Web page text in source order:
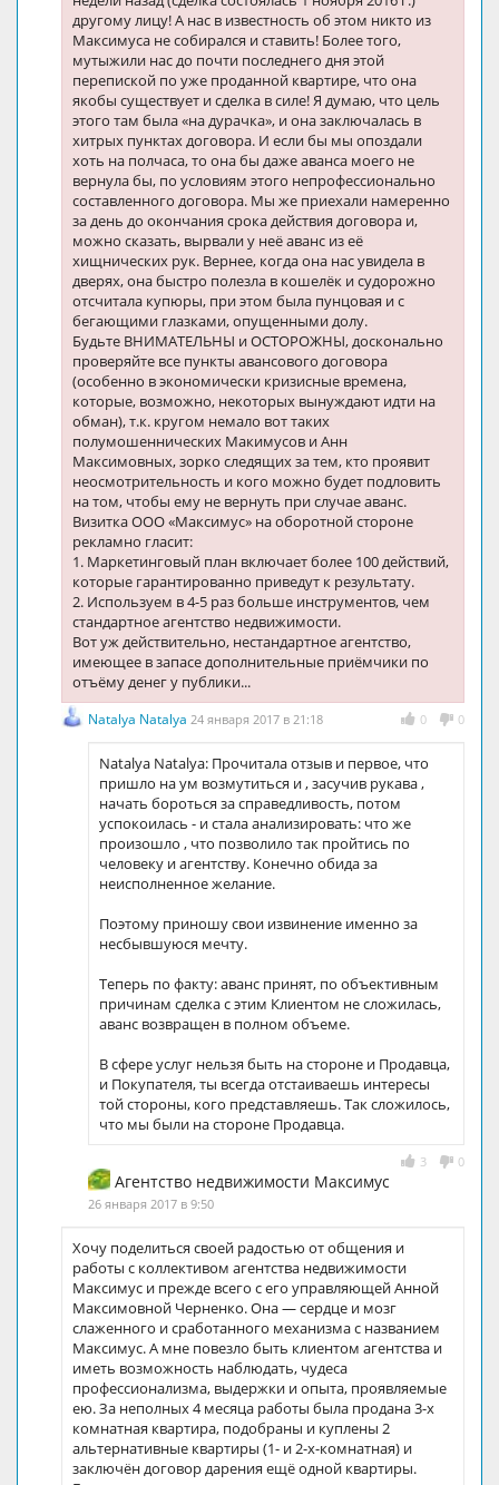
другому лицу! А нас в известность об этом никто из
Максимуса не собирался и ставить! Более того,
мутыжили нас до почти последнего дня этой
перепиской по уже проданной квартире, что она
якобы существует и сделка в силе! Я думаю, что цель
этого там была «на дурачка», и она заключалась в
хитрых пунктах договора. И если бы мы опоздали
хоть на полчаса, то она бы даже аванса моего не
вернула бы, по условиям этого непрофессионально
составленного договора. Мы же приехали намеренно
за день до окончания срока действия договора и,
можно сказать, вырвали у неё аванс из её
хищнических рук. Вернее, когда она нас увидела в
дверях, она быстро полезла в кошелёк и судорожно
отсчитала купюры, при этом была пунцовая и с
бегающими глазками, опущенными долу.
Будьте ВНИМАТЕЛЬНЫ и ОСТОРОЖНЫ, досконально
проверяйте все пункты авансового договора
(особенно в экономически кризисные времена,
которые, возможно, некоторых вынуждают идти на
обман), т.к. кругом немало вот таких
полумошеннических Макимусов и Анн
Максимовных, зорко следящих за тем, кто проявит
неосмотрительность и кого можно будет подловить
на том, чтобы ему не вернуть при случае аванс.
Визитка ООО «Максимус» на оборотной стороне
рекламно гласит:
1. Маркетинговый план включает более 100 действий,
которые гарантированно приведут к результату.
2. Используем в 4-5 раз больше инструментов, чем
стандартное агентство недвижимости.
Вот уж действительно, нестандартное агентство,
имеющее в запасе дополнительные приёмчики по
отъёму денег у публики...
0 0
Natalya Natalya 24 января 2017 в 21:18
Natalya Natalya: Прочитала отзыв и первое, что
пришло на ум возмутиться и , засучив рукава ,
начать бороться за справедливость, потом
успокоилась - и стала анализировать: что же
произошло , что позволило так пройтись по
человеку и агентству. Конечно обида за
неисполненное желание.
Поэтому приношу свои извинение именно за
несбывшуюся мечту.
Теперь по факту: аванс принят, по объективным
причинам сделка с этим Клиентом не сложилась,
аванс возвращен в полном объеме.
В сфере услуг нельзя быть на стороне и Продавца,
и Покупателя, ты всегда отстаиваешь интересы
той стороны, кого представляешь. Так сложилось,
что мы были на стороне Продавца.
3 0
Агентство недвижимости Максимус
26 января 2017 в 9:50
Хочу поделиться своей радостью от общения и
работы с коллективом агентства недвижимости
Максимус и прежде всего с его управляющей Анной
Максимовной Черненко. Она — сердце и мозг
слаженного и сработанного механизма с названием
Максимус. А мне повезло быть клиентом агентства и
иметь возможность наблюдать, чудеса
профессионализма, выдержки и опыта, проявляемые
ею. За неполных 4 месяца работы была продана 3-х
комнатная квартира, подобраны и куплены 2
альтернативные квартиры (1- и 2-х-комнатная) и
заключён договор дарения ещё одной квартиры.